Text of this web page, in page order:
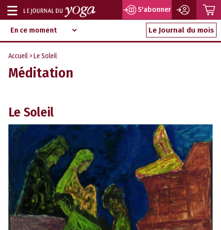
Aller
au
contenu
d‘information
indépendant
Afficher
ou
masquer
la
navigation
S'abonner
Le Journal du mois
Accueil > Le Soleil
Méditation
Le Soleil